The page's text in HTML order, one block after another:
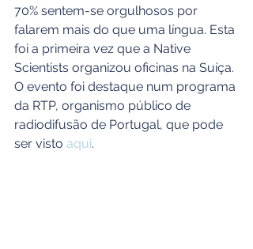
70% sentem-se orgulhosos por
falarem mais do que uma língua. Esta
foi a primeira vez que a Native
Scientists organizou oficinas na Suíça.
O evento foi destaque num programa
da RTP, organismo público de
radiodifusão de Portugal, que pode
ser visto aqui.